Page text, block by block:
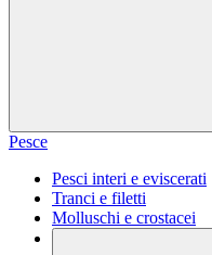
Pesce
Pesci interi e eviscerati
Tranci e filetti
Molluschi e crostacei